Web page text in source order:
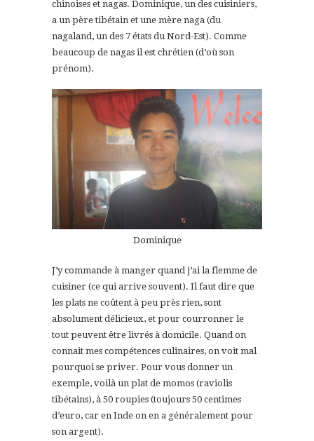
chinoises et nagas. Dominique, un des cuisiniers,
a un père tibétain et une mère naga (du
nagaland, un des 7 états du Nord-Est). Comme
beaucoup de nagas il est chrétien (d’où son
prénom).
Dominique
J’y commande à manger quand j’ai la flemme de
cuisiner (ce qui arrive souvent). Il faut dire que
les plats ne coûtent à peu près rien, sont
absolument délicieux, et pour courronner le
tout peuvent être livrés à domicile. Quand on
connait mes compétences culinaires, on voit mal
pourquoi se priver. Pour vous donner un
exemple, voilà un plat de momos (raviolis
tibétains), à 50 roupies (toujours 50 centimes
d’euro, car en Inde on en a généralement pour
son argent).